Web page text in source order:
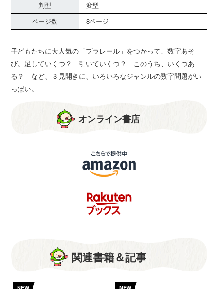
判型
変型
ページ数
8ページ
子どもたちに大人気の「プラレール」をつかって、数字あそ
び。足していくつ？ 引いていくつ？ このうち、いくつあ
る？ など、３見開きに、いろいろなジャンルの数字問題がい
っぱい。
オンライン書店
関連書籍＆記事
NEW NEW